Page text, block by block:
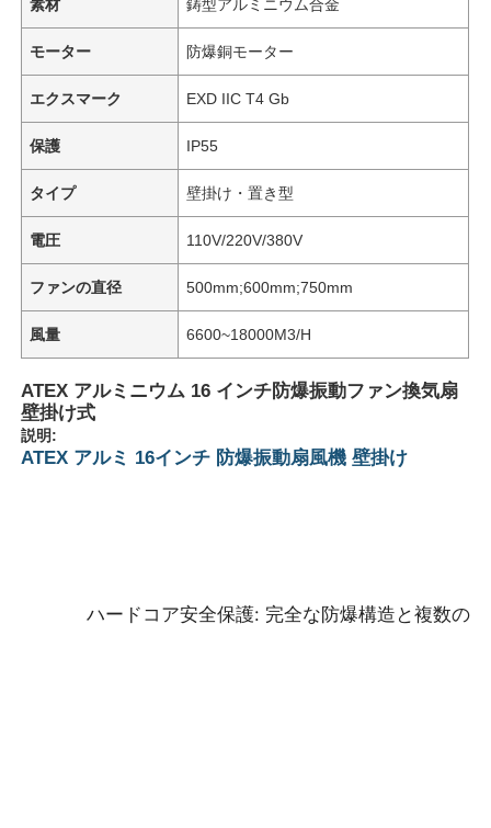
素材 鋳型アルミニウム合金
モーター 防爆銅モーター
エクスマーク EXD IIC T4 Gb
保護 IP55
タイプ 壁掛け・置き型
電圧 110V/220V/380V
ファンの直径 500mm;600mm;750mm
風量 6600~18000M3/H
ATEX アルミニウム 16 インチ防爆振動ファン換気扇
壁掛け式
説明:
ATEX アルミ 16インチ 防爆振動扇風機 壁掛け
ハードコア安全保護: 完全な防爆構造と複数の